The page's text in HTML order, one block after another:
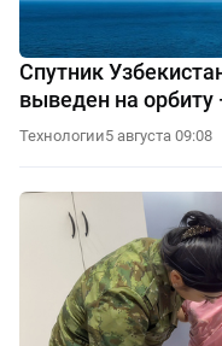
Спутник
выведен на
Технологии5 августа 09:08